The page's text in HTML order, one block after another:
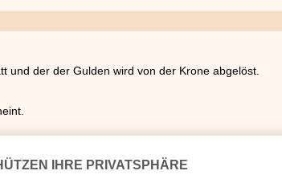
und der der Gulden wird von der Krone abgelöst.
Scala di Milano in Mailand uraufgeführt.